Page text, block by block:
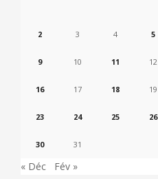
2 3 4 5
9 10 11 12
16 17 18 19
23 24 25 26
30 31
« Déc Fév »